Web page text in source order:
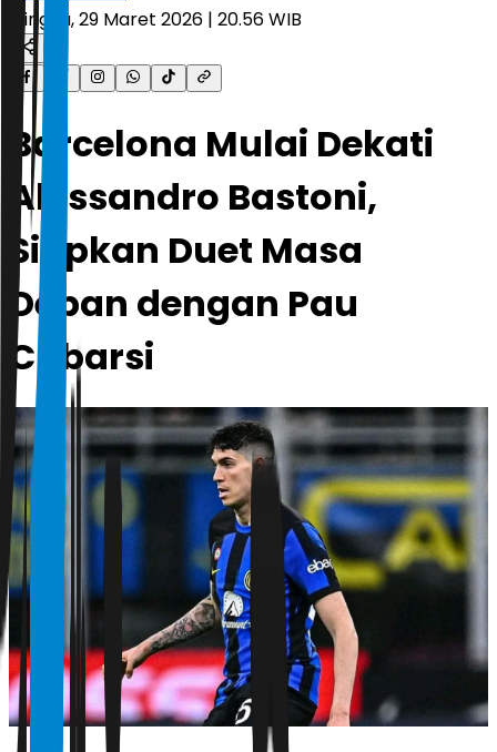
Minggu, 29 Maret 2026 | 20.56 WIB
Barcelona Mulai Dekati
Alessandro Bastoni,
Siapkan Duet Masa
Depan dengan Pau
Cubarsi